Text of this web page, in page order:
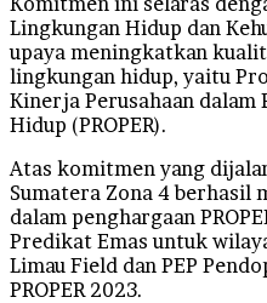
Lingkungan Hidup dan
upaya meningkatkan
lingkungan hidup, yaitu
Kinerja Perusahaan dalam
Hidup (PROPER).
Atas komitmen yang
Sumatera Zona 4 berhasil
dalam penghargaan
Predikat Emas untuk
Limau Field dan PEP
PROPER 2023.